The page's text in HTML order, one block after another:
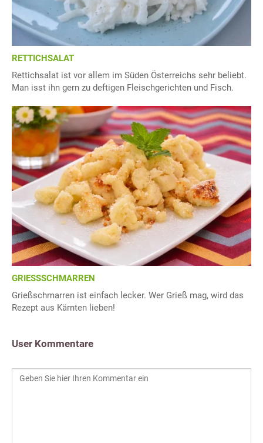
RETTICHSALAT
Rettichsalat ist vor allem im Süden Österreichs sehr beliebt.
Man isst ihn gern zu deftigen Fleischgerichten und Fisch.
GRIESSSCHMARREN
Grießschmarren ist einfach lecker. Wer Grieß mag, wird das
Rezept aus Kärnten lieben!
User Kommentare